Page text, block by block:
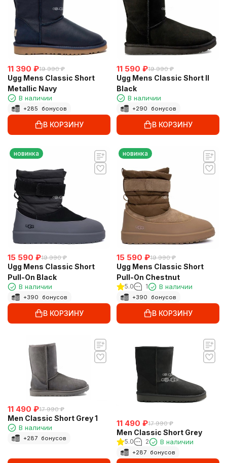
11 390 ₽19 990 ₽
Ugg Mens Classic Short
Metallic Navy
В наличии
+285 бонусов
В КОРЗИНУ
11 590 ₽19 990 ₽
Ugg Mens Classic Short II
Black
В наличии
+290 бонусов
В КОРЗИНУ
новинка
15 590 ₽19 990 ₽
Ugg Mens Classic Short
Pull-On Black
В наличии
+390 бонусов
В КОРЗИНУ
новинка
15 590 ₽19 990 ₽
Ugg Mens Classic Short
Pull-On Chestnut
5.0 1 В наличии
+390 бонусов
В КОРЗИНУ
11 490 ₽17 990 ₽
Men Classic Short Grey 1
В наличии
+287 бонусов
11 490 ₽17 990 ₽
Men Classic Short Grey
5.0 2 В наличии
+287 бонусов